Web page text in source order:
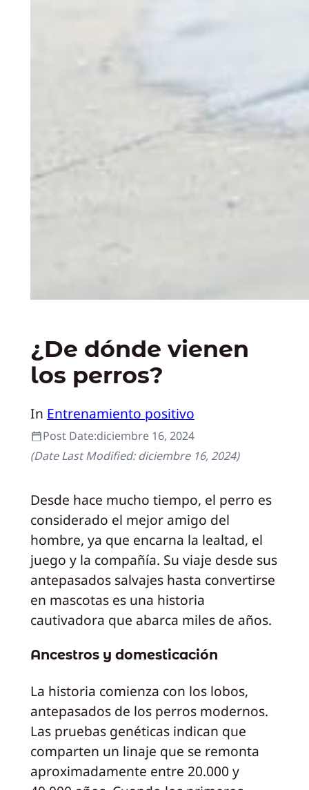
¿De dónde vienen
los perros?
In Entrenamiento positivo
Post Date:diciembre 16, 2024
(Date Last Modified:diciembre 16, 2024)
Desde hace mucho tiempo, el perro es
considerado el mejor amigo del
hombre, ya que encarna la lealtad, el
juego y la compañía. Su viaje desde sus
antepasados salvajes hasta convertirse
en mascotas es una historia
cautivadora que abarca miles de años.
Ancestros y domesticación
La historia comienza con los lobos,
antepasados de los perros modernos.
Las pruebas genéticas indican que
comparten un linaje que se remonta
aproximadamente entre 20.000 y